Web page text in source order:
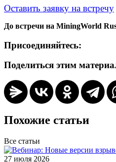
Оставить заявку на встречу
До встречи на MiningWorld
Присоединяйтесь:
Поделиться этим
Похожие статьи
Все статьи
27 июля 2026